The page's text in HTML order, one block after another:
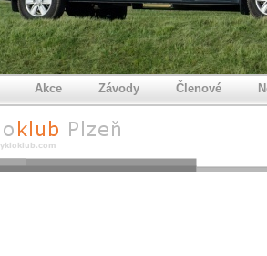
Akce Závody Členové